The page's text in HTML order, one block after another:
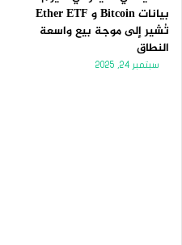
بيانات Bitcoin و Ether ETF
تُشير إلى موجة بيع واسعة
النطاق
سبتمبر 24, 2025